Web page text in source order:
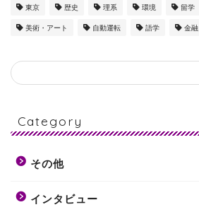
東京 歴史 理系 環境 留学
美術・アート 自動運転 語学 金融
Category
その他
インタビュー